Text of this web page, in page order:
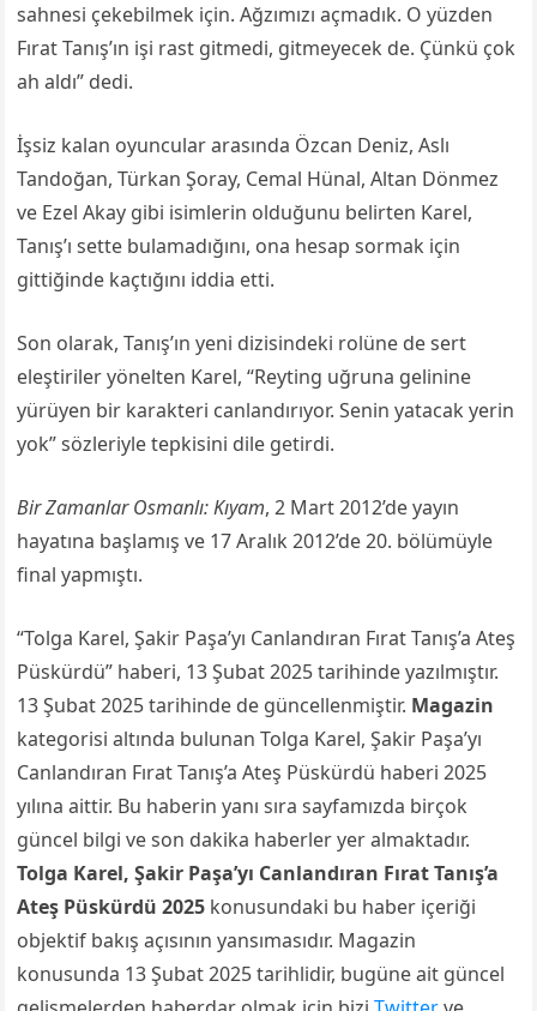
sahnesi çekebilmek için. Ağzımızı açmadık. O yüzden
Fırat Tanış’ın işi rast gitmedi, gitmeyecek de. Çünkü çok
ah aldı” dedi.
İşsiz kalan oyuncular arasında Özcan Deniz, Aslı
Tandoğan, Türkan Şoray, Cemal Hünal, Altan Dönmez
ve Ezel Akay gibi isimlerin olduğunu belirten Karel,
Tanış’ı sette bulamadığını, ona hesap sormak için
gittiğinde kaçtığını iddia etti.
Son olarak, Tanış’ın yeni dizisindeki rolüne de sert
eleştiriler yönelten Karel, “Reyting uğruna gelinine
yürüyen bir karakteri canlandırıyor. Senin yatacak yerin
yok” sözleriyle tepkisini dile getirdi.
Bir Zamanlar Osmanlı: Kıyam, 2 Mart 2012’de yayın
hayatına başlamış ve 17 Aralık 2012’de 20. bölümüyle
final yapmıştı.
“Tolga Karel, Şakir Paşa’yı Canlandıran Fırat Tanış’a Ateş
Püskürdü” haberi, 13 Şubat 2025 tarihinde yazılmıştır.
13 Şubat 2025 tarihinde de güncellenmiştir. Magazin
kategorisi altında bulunan Tolga Karel, Şakir Paşa’yı
Canlandıran Fırat Tanış’a Ateş Püskürdü haberi 2025
yılına aittir. Bu haberin yanı sıra sayfamızda birçok
güncel bilgi ve son dakika haberler yer almaktadır.
Tolga Karel, Şakir Paşa’yı Canlandıran Fırat Tanış’a
Ateş Püskürdü 2025 konusundaki bu haber içeriği
objektif bakış açısının yansımasıdır. Magazin
konusunda 13 Şubat 2025 tarihlidir, bugüne ait güncel